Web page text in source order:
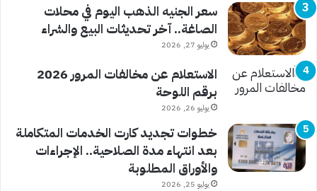
سعر الجنيه الذهب اليوم في محلات
الصاغة.. آخر تحديثات البيع والشراء
يوليو 27, 2026
الاستعلام عن مخالفات المرور 2026
برقم اللوحة
يوليو 26, 2026
خطوات تجديد كارت الخدمات المتكاملة
بعد انتهاء مدة الصلاحية.. الإجراءات
والأوراق المطلوبة
يوليو 25, 2026